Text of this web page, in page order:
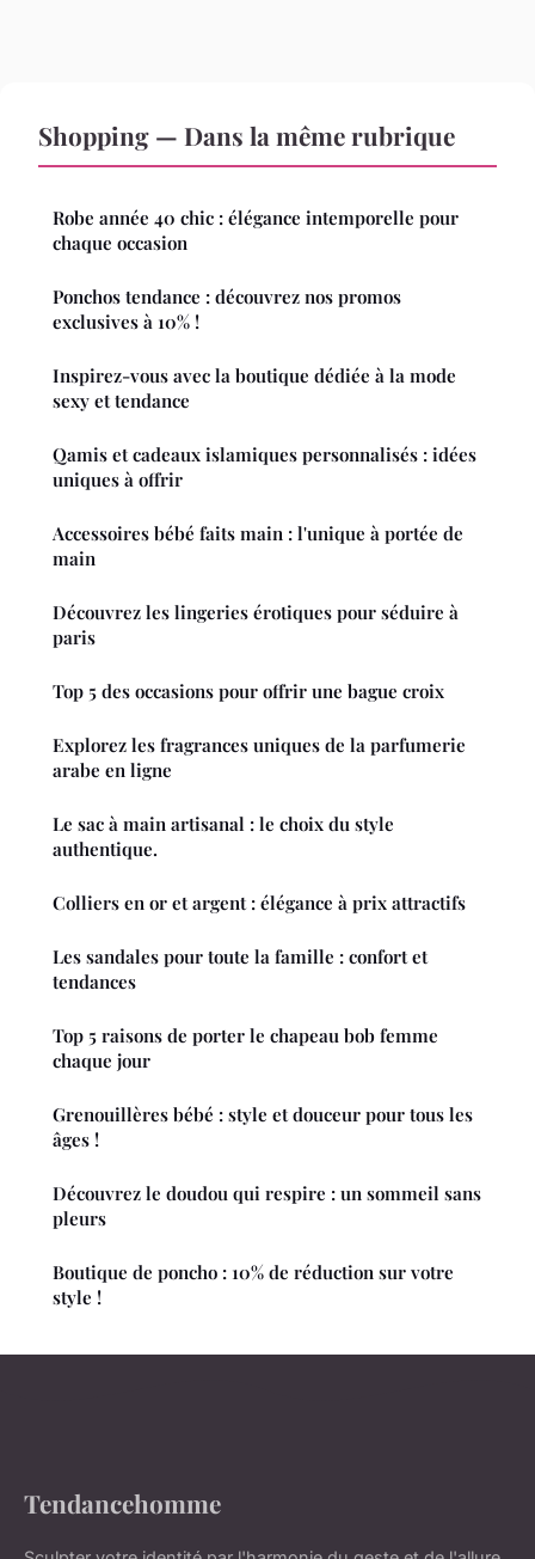
Shopping — Dans la même rubrique
Robe année 40 chic : élégance intemporelle pour
chaque occasion
Ponchos tendance : découvrez nos promos
exclusives à 10% !
Inspirez-vous avec la boutique dédiée à la mode
sexy et tendance
Qamis et cadeaux islamiques personnalisés : idées
uniques à offrir
Accessoires bébé faits main : l'unique à portée de
main
Découvrez les lingeries érotiques pour séduire à
paris
Top 5 des occasions pour offrir une bague croix
Explorez les fragrances uniques de la parfumerie
arabe en ligne
Le sac à main artisanal : le choix du style
authentique.
Colliers en or et argent : élégance à prix attractifs
Les sandales pour toute la famille : confort et
tendances
Top 5 raisons de porter le chapeau bob femme
chaque jour
Grenouillères bébé : style et douceur pour tous les
âges !
Découvrez le doudou qui respire : un sommeil sans
pleurs
Boutique de poncho : 10% de réduction sur votre
style !
Tendancehomme